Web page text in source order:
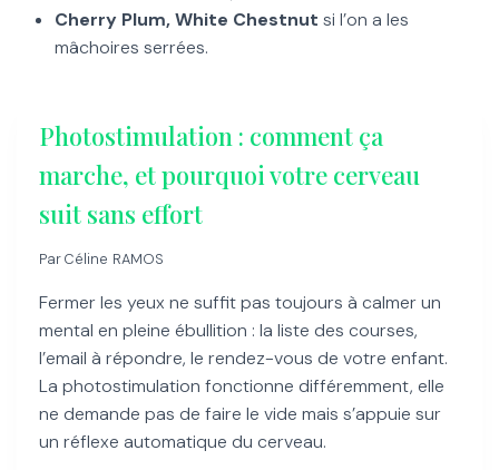
Cherry Plum, White Chestnut si l’on a les
mâchoires serrées.
Photostimulation : comment ça
marche, et pourquoi votre cerveau
suit sans effort
ParCéline RAMOS
Fermer les yeux ne suffit pas toujours à calmer un
mental en pleine ébullition : la liste des courses,
l’email à répondre, le rendez-vous de votre enfant.
La photostimulation fonctionne différemment, elle
ne demande pas de faire le vide mais s’appuie sur
un réflexe automatique du cerveau.